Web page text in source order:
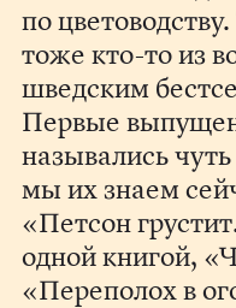
по
тоже кто-то из
шведским
Первые
назывались
мы их знаем
«Петсон
одной книгой,
«Переполох в